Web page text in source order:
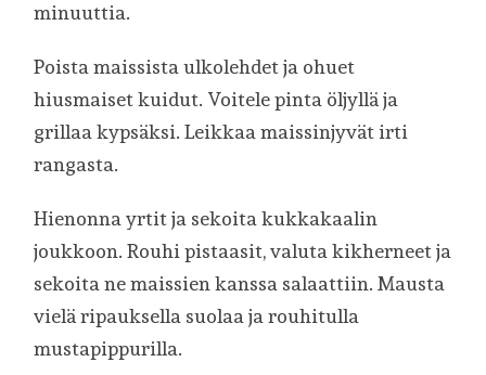
minuuttia.
Poista maissista ulkolehdet ja ohuet
hiusmaiset kuidut. Voitele pinta öljyllä ja
grillaa kypsäksi. Leikkaa maissinjyvät irti
rangasta.
Hienonna yrtit ja sekoita kukkakaalin
joukkoon. Rouhi pistaasit, valuta kikherneet ja
sekoita ne maissien kanssa salaattiin. Mausta
vielä ripauksella suolaa ja rouhitulla
mustapippurilla.